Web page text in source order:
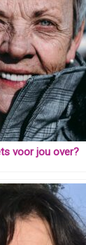
voor jou over?